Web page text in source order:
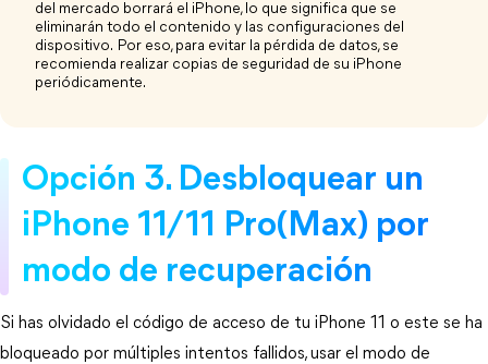
del mercado borrará el iPhone, lo que significa que se
eliminarán todo el contenido y las configuraciones del
dispositivo. Por eso, para evitar la pérdida de datos, se
recomienda realizar copias de seguridad de su iPhone
periódicamente.
Opción 3. Desbloquear un
iPhone 11/11 Pro(Max) por
modo de recuperación
Si has olvidado el código de acceso de tu iPhone 11 o este se ha
bloqueado por múltiples intentos fallidos, usar el modo de